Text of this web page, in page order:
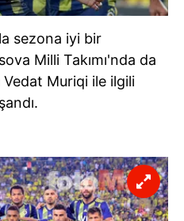
sezona iyi bir
Milli Takımı'nda da
Muriqi ile ilgili